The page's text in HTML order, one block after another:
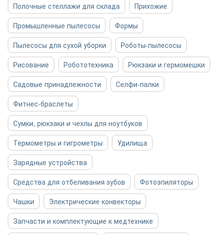
Полочные стеллажи для склада
Прихожие
Промышленные пылесосы
Формы
Пылесосы для сухой уборки
Роботы-пылесосы
Рисование
Робототехника
Рюкзаки и гермомешки
Садовые принадлежности
Селфи-палки
Фитнес-браслеты
Сумки, рюкзаки и чехлы для ноутбуков
Термометры и гигрометры
Удилища
Зарядные устройства
Средства для отбеливания зубов
Фотоэпиляторы
Чашки
Электрические конвекторы
Запчасти и комплектующие к медтехнике